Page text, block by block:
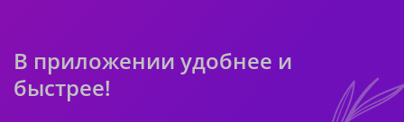
В приложении удобнее и
быстрее!